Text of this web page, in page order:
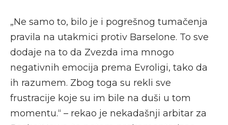
„Ne samo to, bilo je i pogrešnog tumačenja
pravila na utakmici protiv Barselone. To sve
dodaje na to da Zvezda ima mnogo
negativnih emocija prema Evroligi, tako da
ih razumem. Zbog toga su rekli sve
frustracije koje su im bile na duši u tom
momentu.“ – rekao je nekadašnji arbitar za